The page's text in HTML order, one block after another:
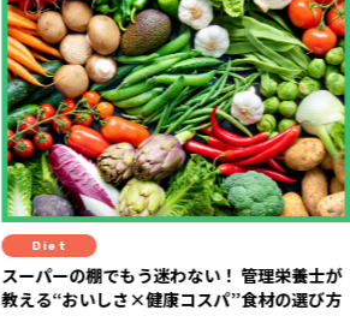
でもう迷わない！ 管理栄養士が
さ×健康コスパ”食材の選び方
“プラ
ゴメプ